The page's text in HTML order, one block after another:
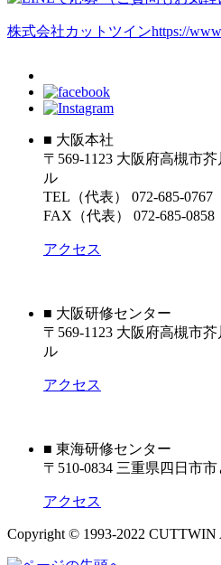
株式会社カットツインhttps://
■ 大阪本社
〒569-1123 大阪府高槻市
ル
TEL（代表） 072-685-0767
FAX（代表） 072-685-0858
アクセス
■ 大阪研修センター
〒569-1123 大阪府高槻市
ル
アクセス
■ 東海研修センター
〒510-0834 三重県四日市
アクセス
Copyright © 1993-2022